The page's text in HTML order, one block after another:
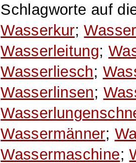
Schlagworte auf
Wasserkur;
Wasserleitung;
Wasserliesch;
Wasserlinsen;
Wassermänner;
Wassermaschine;